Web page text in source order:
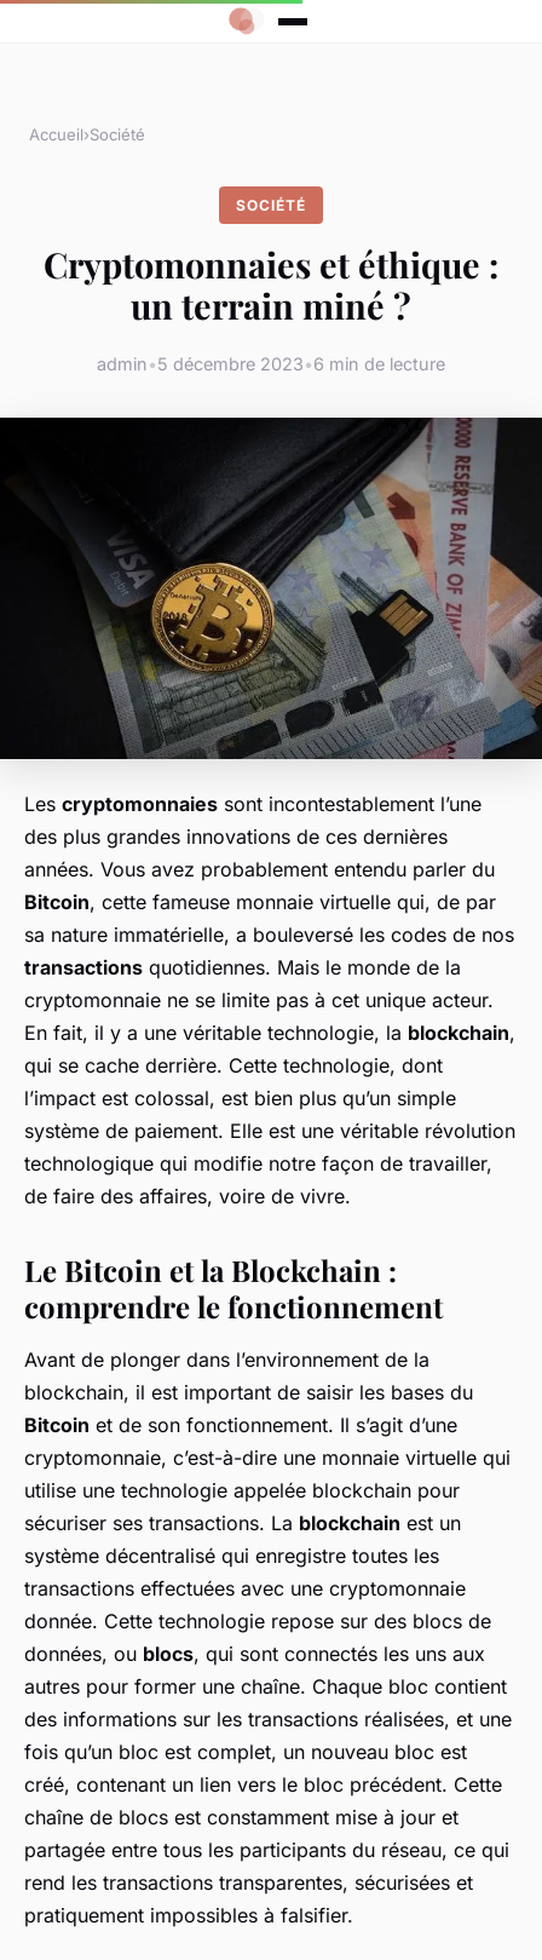
Accueil›Société
SOCIÉTÉ
Cryptomonnaies et éthique :
un terrain miné ?
admin•5 décembre 2023•6 min de lecture
Les cryptomonnaies sont incontestablement l’une
des plus grandes innovations de ces dernières
années. Vous avez probablement entendu parler du
Bitcoin, cette fameuse monnaie virtuelle qui, de par
sa nature immatérielle, a bouleversé les codes de nos
transactions quotidiennes. Mais le monde de la
cryptomonnaie ne se limite pas à cet unique acteur.
En fait, il y a une véritable technologie, la blockchain,
qui se cache derrière. Cette technologie, dont
l’impact est colossal, est bien plus qu’un simple
système de paiement. Elle est une véritable révolution
technologique qui modifie notre façon de travailler,
de faire des affaires, voire de vivre.
Le Bitcoin et la Blockchain :
comprendre le fonctionnement
Avant de plonger dans l’environnement de la
blockchain, il est important de saisir les bases du
Bitcoin et de son fonctionnement. Il s’agit d’une
cryptomonnaie, c’est-à-dire une monnaie virtuelle qui
utilise une technologie appelée blockchain pour
sécuriser ses transactions. La blockchain est un
système décentralisé qui enregistre toutes les
transactions effectuées avec une cryptomonnaie
donnée. Cette technologie repose sur des blocs de
données, ou blocs, qui sont connectés les uns aux
autres pour former une chaîne. Chaque bloc contient
des informations sur les transactions réalisées, et une
fois qu’un bloc est complet, un nouveau bloc est
créé, contenant un lien vers le bloc précédent. Cette
chaîne de blocs est constamment mise à jour et
partagée entre tous les participants du réseau, ce qui
rend les transactions transparentes, sécurisées et
pratiquement impossibles à falsifier.